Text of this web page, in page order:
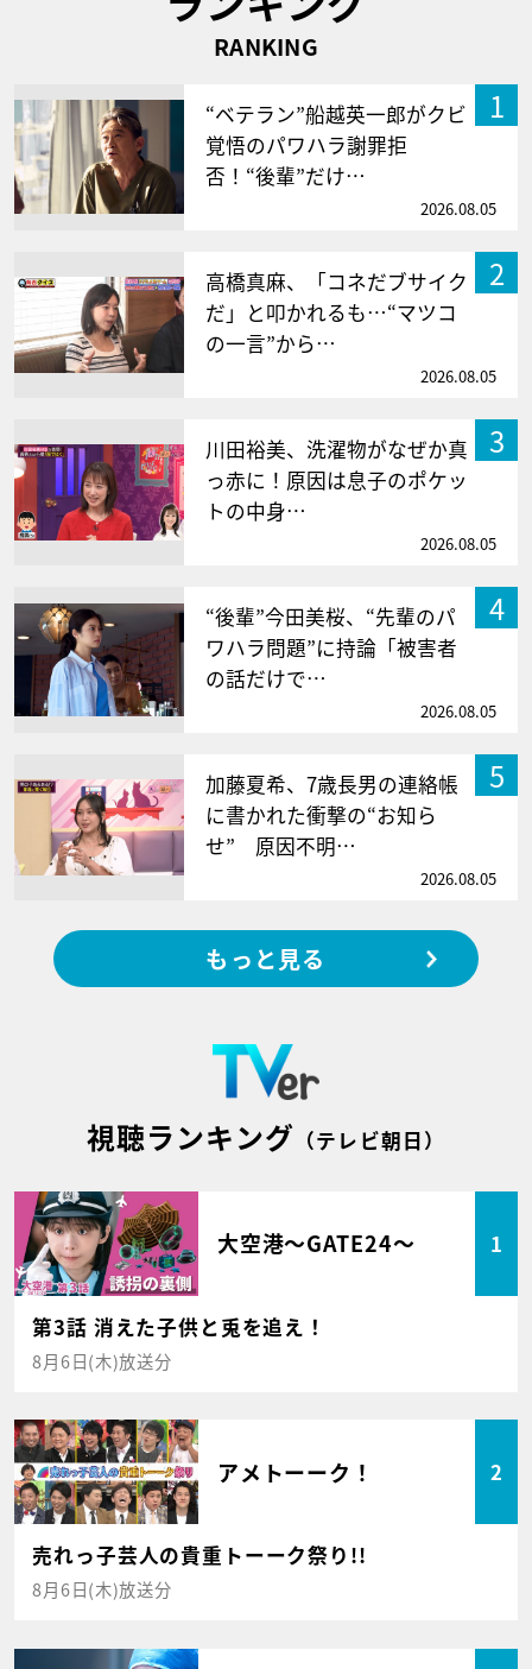
RANKING
1
“ベテラン”船越英一郎がクビ
覚悟のパワハラ謝罪拒
否！“後輩”だけ…
2026.08.05
2
高橋真麻、「コネだブサイク
だ」と叩かれるも…“マツコ
の一言”から…
2026.08.05
3
川田裕美、洗濯物がなぜか真
っ赤に！原因は息子のポケッ
トの中身…
2026.08.05
4
“後輩”今田美桜、“先輩のパ
ワハラ問題”に持論「被害者
の話だけで…
2026.08.05
5
加藤夏希、7歳長男の連絡帳
に書かれた衝撃の“お知ら
せ” 原因不明…
2026.08.05
もっと見る
視聴ランキング （テレビ朝日）
大空港～GATE24～ 1
第3話 消えた子供と兎を追え！
8月6日(木)放送分
アメトーーク！ 2
売れっ子芸人の貴重トーーク祭り!!
8月6日(木)放送分